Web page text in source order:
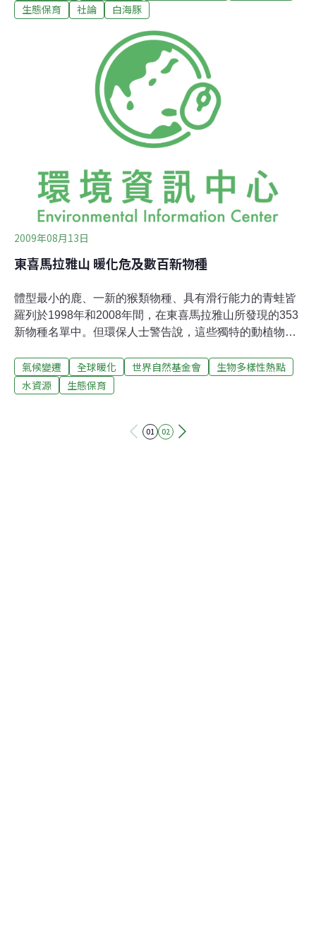
附近的居民都因六輕造成的空污造成的健康風險而死亡，
因為過漁而吃不到食物，這樣淒慘的狀況跟在寒流被用冷
水槍潑水的台北街友有何差別呢？這樣的結果還需要花大
筆的經費作研究嗎？然而，仔細檢視這個團隊研究的內
容，筆者發現一項可怕的論調將會是殺死白海豚最後的一
把利刃。那就是嚴重誤用「熱點」，誤導白海豚保育。
「熱點」英文為hotspot，在生物學上有著嚴格的定義。這
些定義在網路上的百科全書都可輕易查閱
熱點為在界定一個受到人類
生態保育
社論 白海豚
2009年08月13日
東喜馬拉雅山 暖化危及數百新物種
體型最小的鹿、一新的猴類物種、具有滑行能力的青蛙皆
羅列於1998年和2008年間，在東喜馬拉雅山所發現的353
新物種名單中。但環保人士警告說，這些獨特的動植物正
機構的科學家所發現的新物種包括242種植物、16種兩棲
類、16種爬行類、 14種魚類、兩種鳥類和哺乳類，和至少
（Tibetan plateau）的南部。世界自然基金會（WWF ）
氣候變遷 全球暖化 世界自然基金會
生物多樣性熱點
水資源
生態保育
01 02